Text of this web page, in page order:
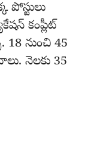
కంప్లీట్
నుంచి 45
నెలకు 35